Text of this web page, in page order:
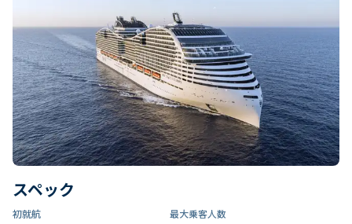
スペック
初就航 最大乗客人数